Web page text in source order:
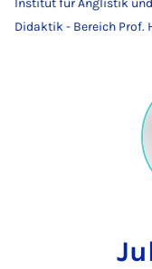
Institut für Anglistik
Didaktik - Bereich Prof.